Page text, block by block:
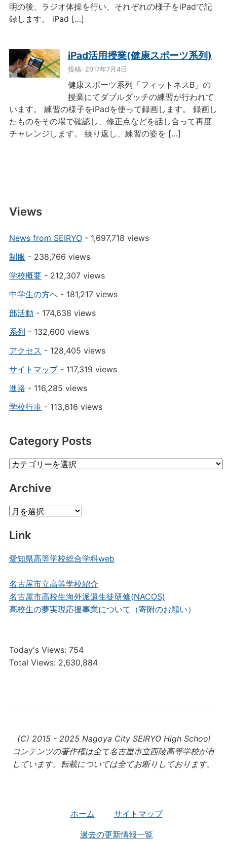
明の後、ラジオ体操を行い、それぞれの様子をiPadで記
録します。 iPad […]
iPad活用授業(健康スポーツ系列)
投稿: 2017年7月4日
健康スポーツ系列「フィットネスB」の
授業にてダブルダッチの練習が行われて
います。 練習の様子をiPadを使って録画します。 録画し
たものをその場で確認し、修正点などを話し合って再度
チャレンジします。 繰り返し、練習の姿を […]
Views
News from SEIRYO- 1,697,718 views
制服 - 238,766 views
学校概要- 212,307 views
中学生の方へ- 181,217 views
部活動 - 174,638 views
系列 - 132,600 views
アクセス - 128,405 views
サイトマップ- 117,319 views
進路 - 116,285 views
学校行事- 113,616 views
Category Posts
Category
Archive
Archive
Link
愛知県高等学校総合学科web
名古屋市立高等学校紹介
名古屋市高校生海外派遣生徒研修(NACOS)
高校生の夢実現応援事業について（寄附のお願い）
Today's Views: 754
Total Views: 2,630,884
(C) 2015 - 2025 Nagoya City SEIRYO High School
コンテンツの著作権は全て名古屋市立西陵高等学校が有
しています。転載については全てお断りしております。
ホーム サイトマップ
過去の更新情報一覧